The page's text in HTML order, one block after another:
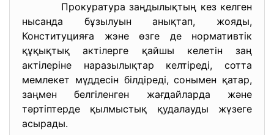
Прокуратура заңдылықтың кез келген
нысанда бұзылуын анықтап, жояды,
Конституцияға жэне өзге де нормативтік
құқықтық актілерге қайшы келетін заң
актілеріне наразылықтар келтіреді, сотта
мемлекет мүддесін білдіреді, сонымен қатар,
заңмен белгіленген жағдайларда және
тәртіптерде қылмыстық қудалауды жүзеге
асырады.